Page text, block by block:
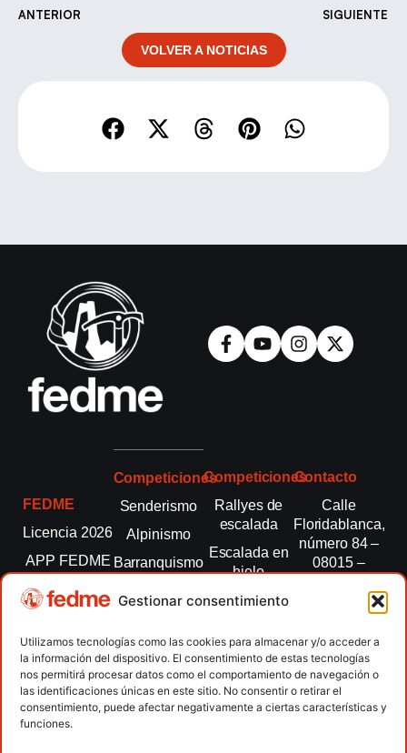
Gestionar consentimiento
Utilizamos tecnologías como las cookies para almacenar y/o acceder a
la información del dispositivo. El consentimiento de estas tecnologías
nos permitirá procesar datos como el comportamiento de navegación o
las identificaciones únicas en este sitio. No consentir o retirar el
consentimiento, puede afectar negativamente a ciertas características y
funciones.
ANTERIOR SIGUIENTE
VOLVER A NOTICIAS
FEDME
Licencia 2026
APP FEDME
Transparencia
autonómicas
Clubes
Contacto
Competiciones
Senderismo
Alpinismo
Barranquismo
montaña
Escalada
Escalada
paralimpica
Competiciones
Rallyes de
escalada
Escalada en
hielo
Esquí de
Marcha
Nórdica
Raquetas de
nieve
Contacto
Calle
Floridablanca,
número 84 –
08015 –
fedme@fedme.es
934 264 267